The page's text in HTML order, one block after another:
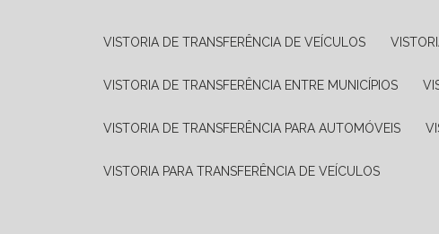
VISTORIA DE TRANSFERÊNCIA DE VEÍCULOS
VISTORIA DE TRANSFERÊNCIA ENTRE MUNICÍPIOS
VISTORIA DE TRANSFERÊNCIA PARA AUTOMÓVEIS
VISTORIA PARA TRANSFERÊNCIA DE VEÍCULOS